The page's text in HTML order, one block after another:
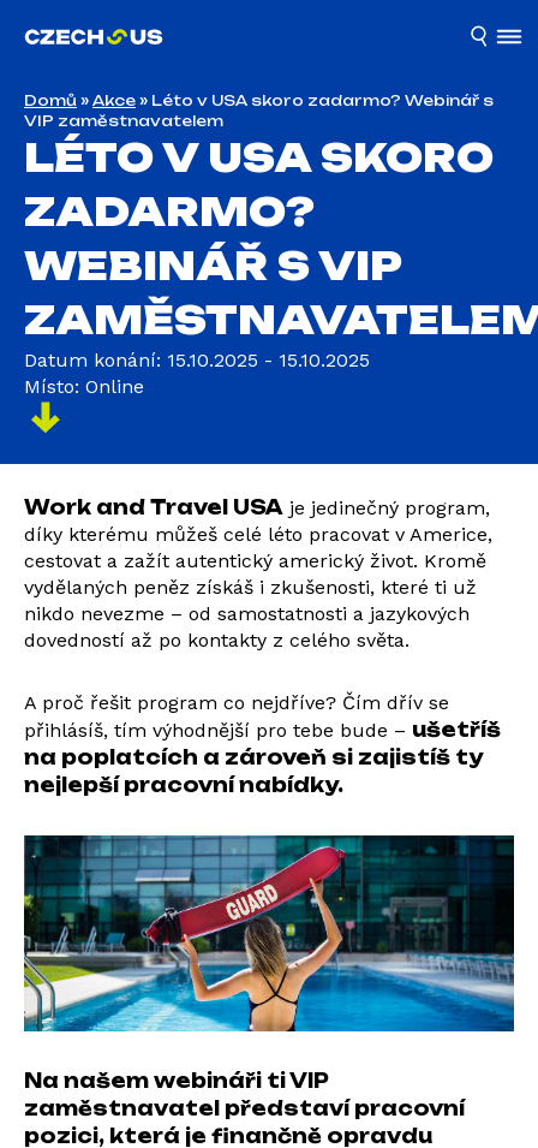
Domů » Akce » Léto v USA skoro zadarmo? Webinář s
VIP zaměstnavatelem
LÉTO V USA SKORO
ZADARMO?
WEBINÁŘ S VIP
Datum konání: 15.10.2025 - 15.10.2025
Místo: Online
Work and Travel USA je jedinečný program,
díky kterému můžeš celé léto pracovat v Americe,
cestovat a zažít autentický americký život. Kromě
vydělaných peněz získáš i zkušenosti, které ti už
nikdo nevezme – od samostatnosti a jazykových
dovedností až po kontakty z celého světa.
A proč řešit program co nejdříve? Čím dřív se
přihlásíš, tím výhodnější pro tebe bude – ušetříš
na poplatcích a zároveň si zajistíš ty
nejlepší pracovní nabídky.
Na našem webináři ti VIP
zaměstnavatel představí pracovní
pozici, která je finančně opravdu